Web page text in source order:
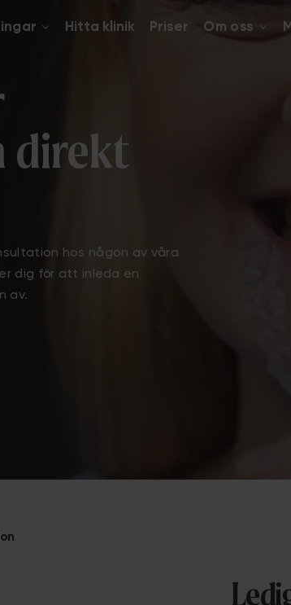
Hitta klinik Priser Om oss
direkt
hos någon av våra
dig för att inleda en
av.